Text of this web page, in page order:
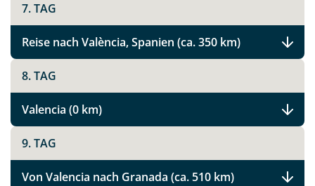
7. TAG
Reise nach València, Spanien (ca. 350 km)
8. TAG
Valencia (0 km)
9. TAG
Von Valencia nach Granada (ca. 510 km)